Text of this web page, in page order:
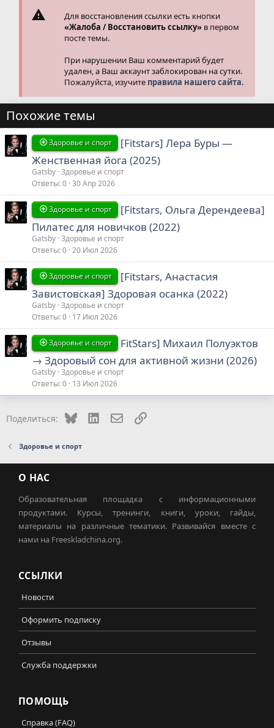
Для восстановления ссылки есть кнопки
«Жалоба / Восстановить ссылку» в первом
посте темы.
При нарушении Ваш комментарий будет
удален, а Ваш аккаунт заблокирован на сутки.
Пожалуйста, изучите правила нашего сайта.
Похожие темы
Здоровье и спорт
[Fitstars] Лера Буры ―
Женственная йога (2025)
Gatsby Здоровье и спорт
Ответы 0 30 Апр 2026
Здоровье и спорт
[Fitstars, Ольга Дерендеева]
Пилатес для новичков (2022)
Gatsby Здоровье и спорт
Ответы 0 20 Июл 2026
Здоровье и спорт
[Fitstars, Анастасия
Завистовская] Здоровая осанка (2022)
Gatsby Здоровье и спорт
Ответы 0 17 Июл 2026
Здоровье и спорт
FitStars] Михаил Полуэктов
→ Здоровый сон для активной жизни (2026)
Gatsby Здоровье и спорт
Ответы 0 13 Июл 2026
Поделиться: Bluesky LinkedInЭлектронная почта
Ссылка
Здоровье и спорт
О НАС
Образовательная площадка с информационными
продуктами. Курсы, тренинги, книги, уроки, гайды,
материалы на различные тематики. Развивайся вместе с
нами на Freeskladchina.org.
ССЫЛКИ
Новости
Оформить подписку
Отзывы
Служба поддержки
ПОМОЩЬ
Справка (FAQ)